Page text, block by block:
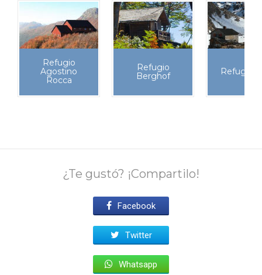
Refugio
Agostino
Rocca
Refugio
Berghof
Refugio
¿Te gustó? ¡Compartilo!
Facebook
Twitter
Whatsapp